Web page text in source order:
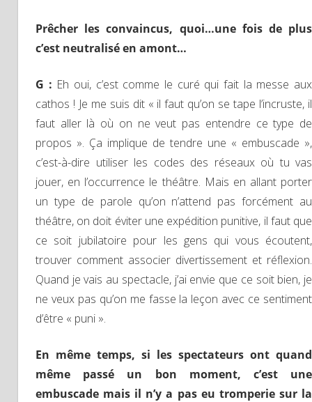
Prêcher les convaincus, quoi…une fois de plus
c’est neutralisé en amont…
G : Eh oui, c’est comme le curé qui fait la messe aux
cathos ! Je me suis dit « il faut qu’on se tape l’incruste, il
faut aller là où on ne veut pas entendre ce type de
propos ». Ça implique de tendre une « embuscade »,
c’est-à-dire utiliser les codes des réseaux où tu vas
jouer, en l’occurrence le théâtre. Mais en allant porter
un type de parole qu’on n’attend pas forcément au
théâtre, on doit éviter une expédition punitive, il faut que
ce soit jubilatoire pour les gens qui vous écoutent,
trouver comment associer divertissement et réflexion.
Quand je vais au spectacle, j’ai envie que ce soit bien, je
ne veux pas qu’on me fasse la leçon avec ce sentiment
d’être « puni ».
En même temps, si les spectateurs ont quand
même passé un bon moment, c’est une
embuscade mais il n’y a pas eu tromperie sur la